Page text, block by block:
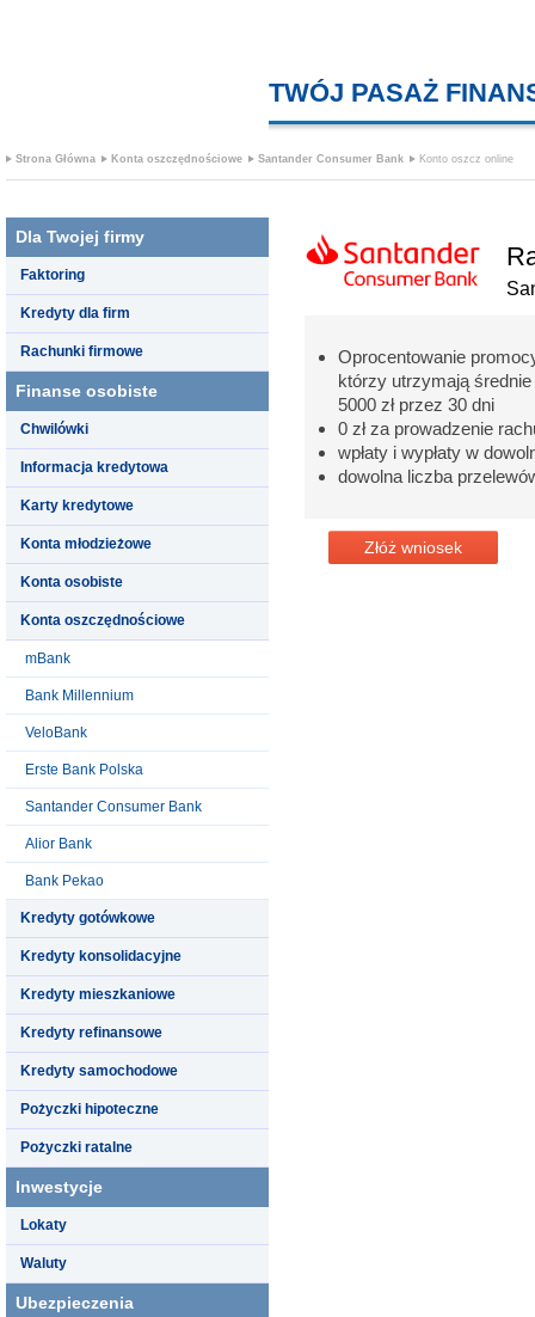
TWÓJ PASAŻ
Strona Główna Konta oszczędnościowe Santander Consumer Bank Konto oszcz online
Dla Twojej firmy
Faktoring
Kredyty dla firm
Rachunki firmowe
Finanse osobiste
Chwilówki
Informacja kredytowa
Karty kredytowe
Konta młodzieżowe
Konta osobiste
Konta oszczędnościowe
mBank
Bank Millennium
VeloBank
Erste Bank Polska
Santander Consumer Bank
Alior Bank
Bank Pekao
Kredyty gotówkowe
Kredyty konsolidacyjne
Kredyty mieszkaniowe
Kredyty refinansowe
Kredyty samochodowe
Pożyczki hipoteczne
Pożyczki ratalne
Inwestycje
Lokaty
Waluty
Ubezpieczenia
Oprocentowanie
którzy utrzymają
5000 zł przez 30 dni
0 zł za prowadzenie
wpłaty i wypłaty w
dowolna liczba
Złóż wniosek